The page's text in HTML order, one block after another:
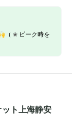
（*ピーク時を
ト上海静安